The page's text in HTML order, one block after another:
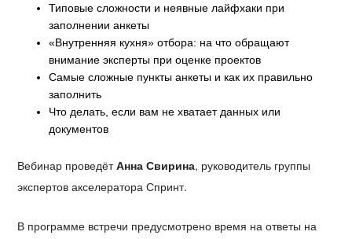
Типовые сложности и неявные лайфхаки при
заполнении анкеты
«Внутренняя кухня» отбора: на что обращают
внимание эксперты при оценке проектов
Самые сложные пункты анкеты и как их правильно
заполнить
Что делать, если вам не хватает данных или
документов
Вебинар проведётАнна Свирина, руководитель группы
экспертов акселератора Спринт.
В программе встречи предусмотрено время на ответы на